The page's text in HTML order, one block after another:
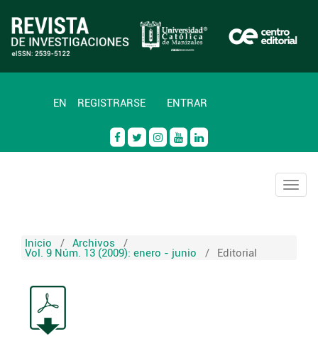
EN REGISTRARSE ENTRAR
Inicio / Archivos /
Vol. 9 Núm. 13 (2009): enero - junio / Editorial